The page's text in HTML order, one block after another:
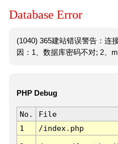
Database Error
(1040) 365建站错误警告：连
因：1、数据库密码不对; 2、
PHP Debug
No. File
1
/index.php